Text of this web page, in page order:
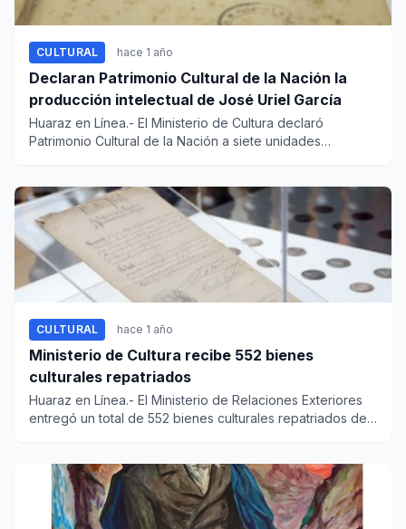
CULTURAL hace 1 año
Declaran Patrimonio Cultural de la Nación la
producción intelectual de José Uriel García
Huaraz en Línea.- El Ministerio de Cultura declaró
Patrimonio Cultural de la Nación a siete unidades
CULTURAL hace 1 año
Ministerio de Cultura recibe 552 bienes
culturales repatriados
Huaraz en Línea.- El Ministerio de Relaciones Exteriores
entregó un total de 552 bienes culturales repatriados de